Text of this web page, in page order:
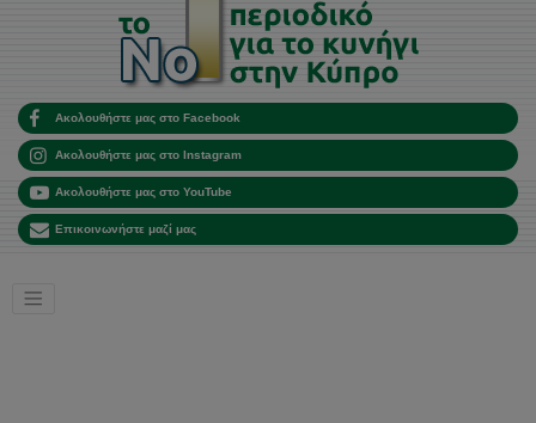
Ακολουθήστε μας στο Facebook
Ακολουθήστε μας στο Instagram
Ακολουθήστε μας στο YouTube
Επικοινωνήστε μαζί μας